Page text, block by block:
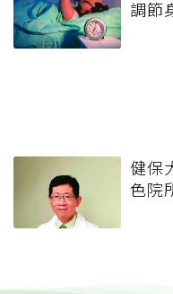
調節
健保
色院